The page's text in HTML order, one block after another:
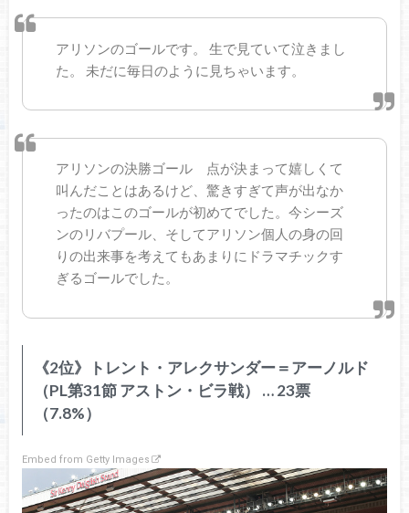
アリソンのゴールです。 生で見ていて泣きまし
た。 未だに毎日のように見ちゃいます。
アリソンの決勝ゴール 点が決まって嬉しくて
叫んだことはあるけど、驚きすぎて声が出なか
ったのはこのゴールが初めてでした。今シーズ
ンのリバプール、そしてアリソン個人の身の回
りの出来事を考えてもあまりにドラマチックす
ぎるゴールでした。
《2位》トレント・アレクサンダー＝アーノルド
（PL第31節 アストン・ビラ戦） … 23票
（7.8%）
Embed from Getty Images